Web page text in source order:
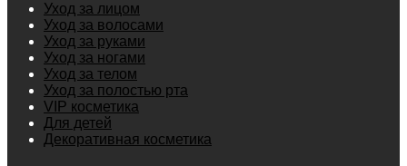
Уход за лицом
Уход за волосами
Уход за руками
Уход за ногами
Уход за телом
Уход за полостью рта
VIP косметика
Для детей
Декоративная косметика